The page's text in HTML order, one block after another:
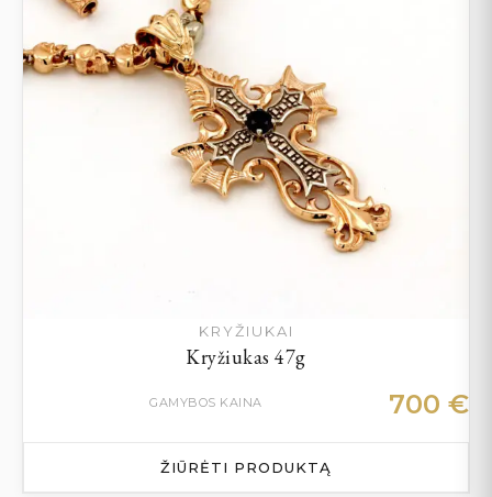
KRYŽIUKAI
Kryžiukas 47g
GAMYBOS KAINA 700 €
ŽIŪRĖTI PRODUKTĄ